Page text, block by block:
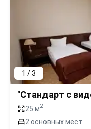
1 / 3
"Стандарт с
25 м2
2 основных мест